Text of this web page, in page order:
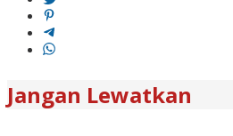
Jangan Lewatkan